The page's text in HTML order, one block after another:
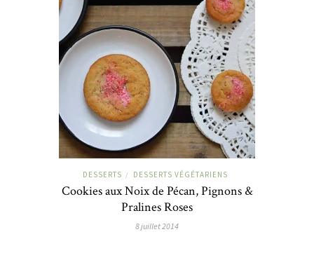
DESSERTS / DESSERTS VÉGÉTARIENS
Cookies aux Noix de Pécan, Pignons &
Pralines Roses
8 juillet 2014